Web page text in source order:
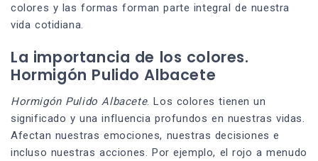
colores y las formas forman parte integral de nuestra
vida cotidiana.
La importancia de los colores.
Hormigón Pulido Albacete
Hormigón Pulido Albacete. Los colores tienen un
significado y una influencia profundos en nuestras vidas.
Afectan nuestras emociones, nuestras decisiones e
incluso nuestras acciones. Por ejemplo, el rojo a menudo